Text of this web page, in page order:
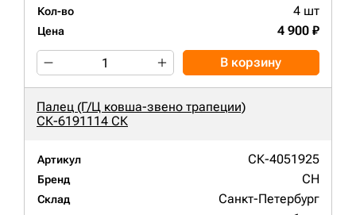
Кол-во 4 шт
Цена 4 900 ₽
В корзину
Палец (Г/Ц ковша-звено трапеции)
СК-6191114 СК
Артикул СК-4051925
Бренд CH
Склад Санкт-Петербург